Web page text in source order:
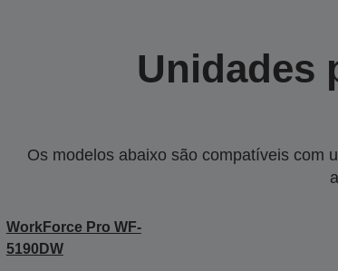
Unidades
Os modelos abaixo são compatíveis com
WorkForce Pro WF-
5190DW